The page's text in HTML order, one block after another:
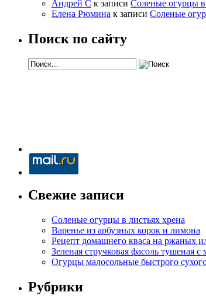
Андрей С к записи Соленые огурцы в
Елена Рюмина к записи Соленые
Поиск по сайту
Свежие записи
Соленые огурцы в листьях хрена
Варенье из арбузных корок и лимона
Рецепт домашнего кваса на ржаных
Зеленая стручковая фасоль тушеная с
Огурцы малосольные быстрого
Рубрики